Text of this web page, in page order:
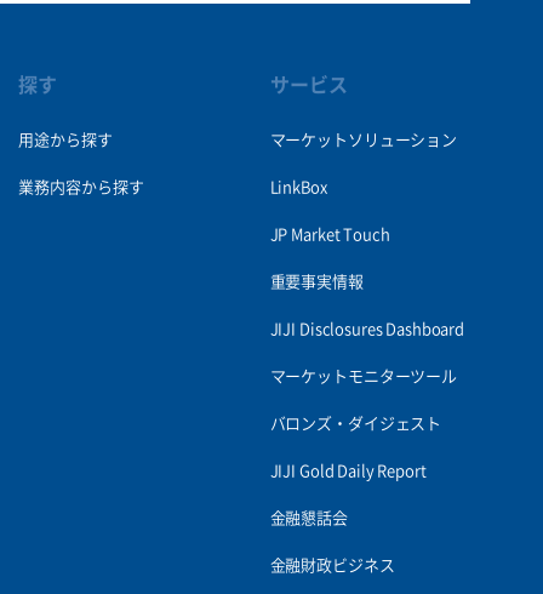
探す
用途から探す
業務内容から探す
サービス
マーケットソリューション
LinkBox
JP Market Touch
重要事実情報
JIJI Disclosures Dashboard
マーケットモニターツール
バロンズ・ダイジェスト
JIJI Gold Daily Report
金融懇話会
金融財政ビジネス